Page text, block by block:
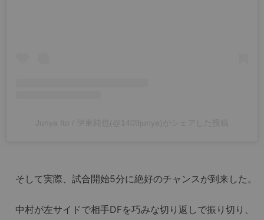
そして実際、試合開始5分に絶好のチャンスが到来した。
中村が左サイドで相手DFを巧みな切り返しで振り切り、